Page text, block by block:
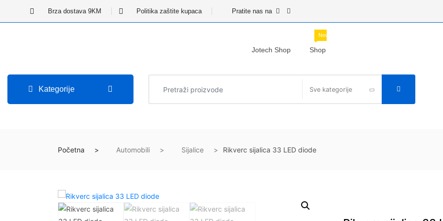
Brza dostava 9KM Politika zaštite kupaca Pratite nas na
Jotech Shop
New
Shop
Kategorije Sve kategorije
Početna Automobili Sijalice Rikverc sijalica 33 LED diode